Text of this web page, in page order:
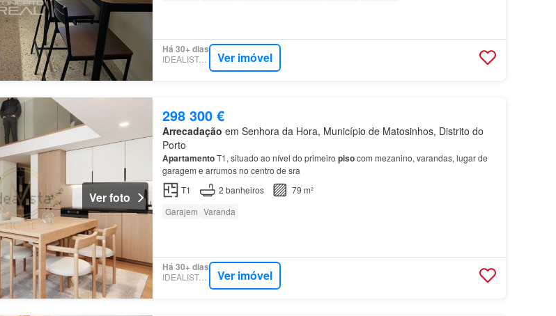
Há 30+ dias
IDEALISTA.PT Ver imóvel
Ver foto
298 300 €
Arrecadação em Senhora da Hora, Município de Matosinhos, Distrito do
Porto
ApartamentoT1, situado ao nível do primeiro pisocom mezanino, varandas, lugar de
garagem e arrumos no centro de sra
T1
2 banheiros
79 m²
Garajem Varanda
Há 30+ dias
IDEALISTA.PT Ver imóvel